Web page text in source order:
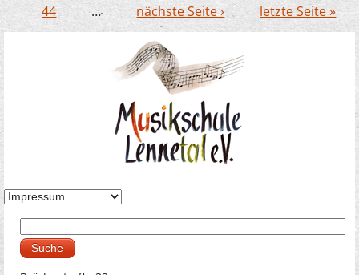
44
… nächste Seite › letzte Seite »
Suchformular